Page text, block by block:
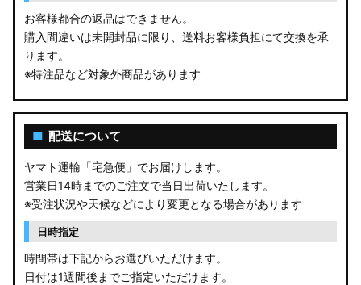
お客様都合の返品はできません。
購入間違いは未開封品に限り、送料お客様負担にて交換を承
ります。
※特注品など対象外商品があります
■ 配送について
ヤマト運輸「宅急便」でお届けします。
営業日14時までのご注文で当日出荷いたします。
※受注状況や天候などにより変更となる場合があります
日時指定
時間帯は下記からお選びいただけます。
日付は1週間後までご指定いただけます。